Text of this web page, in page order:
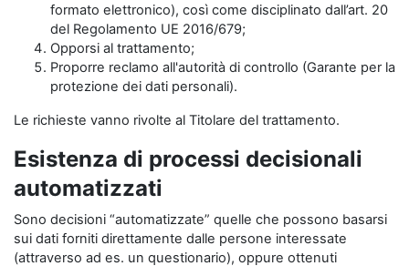
formato elettronico), così come disciplinato dall’art. 20
del Regolamento UE 2016/679;
Opporsi al trattamento;
Proporre reclamo all'autorità di controllo (Garante per la
protezione dei dati personali).
Le richieste vanno rivolte al Titolare del trattamento.
Esistenza di processi decisionali
automatizzati
Sono decisioni “automatizzate” quelle che possono basarsi
sui dati forniti direttamente dalle persone interessate
(attraverso ad es. un questionario), oppure ottenuti